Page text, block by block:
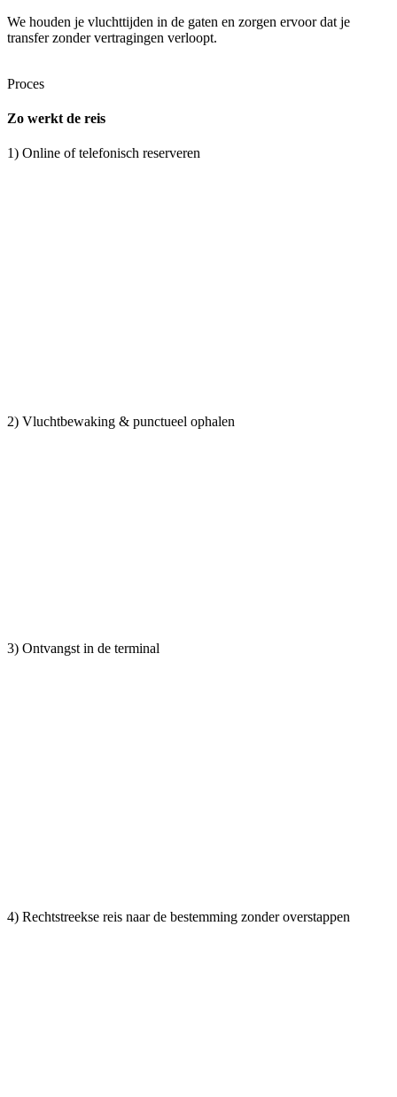
We houden je vluchttijden in de gaten en zorgen ervoor dat je
transfer zonder vertragingen verloopt.
Proces
Zo werkt de reis
1) Online of telefonisch reserveren
2) Vluchtbewaking & punctueel ophalen
3) Ontvangst in de terminal
4) Rechtstreekse reis naar de bestemming zonder overstappen